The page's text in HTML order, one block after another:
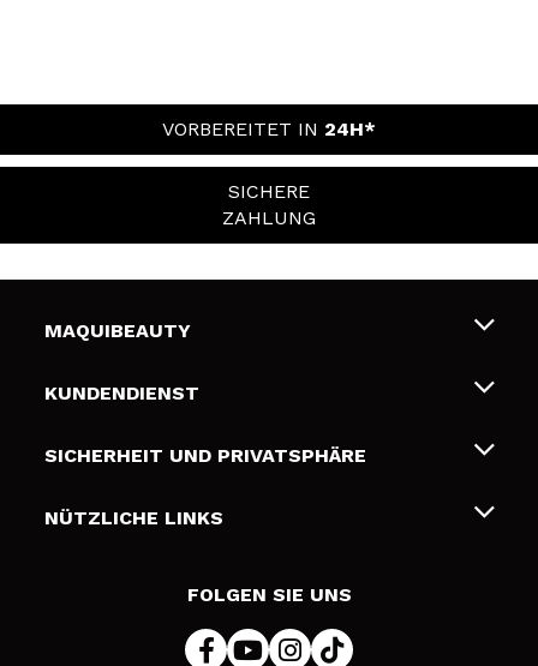
VORBEREITET IN 24H*
SICHERE
ZAHLUNG
MAQUIBEAUTY
Über uns
Geschenkkarten
KUNDENDIENST
Liefer- und Versandkosten
Zahlung
SICHERHEIT UND PRIVATSPHÄRE
Bedingungen und Datenschutz
NÜTZLICHE LINKS
FOLGEN SIE UNS